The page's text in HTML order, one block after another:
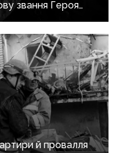
звання Героя
й провалля